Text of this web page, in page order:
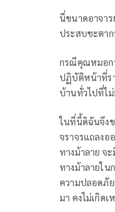
นี่ขนาดอาจา
ประสบชะตา
กรณีคุณหมอก
ปฏิบัติหน้าที่รา
บ้านทั่วไปที่ไม่
ในที่นี้ดิฉันจึงข
จราจรแถลง
ทางม้าลาย จ
ทางม้าลายใน
ความปลอดภั
มา คงไม่เกิด